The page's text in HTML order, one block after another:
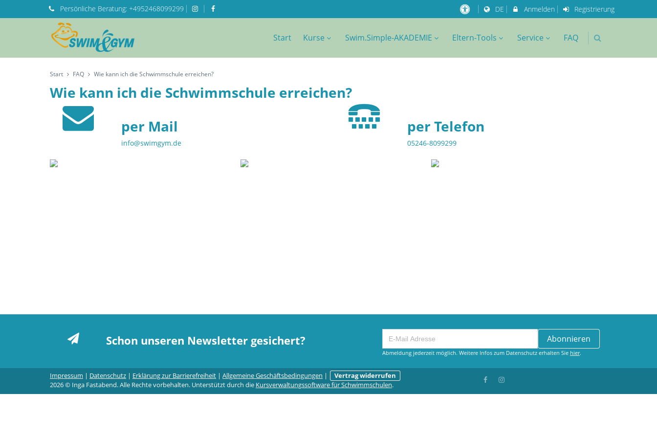
Persönliche Beratung: +4952468099299 DE Anmelden Registrierung
Start Kurse Swim.Simple-AKADEMIE Eltern-Tools Service FAQ
Start FAQ Wie kann ich die Schwimmschule erreichen?
Wie kann ich die Schwimmschule erreichen?
per Mail
info@swimgym.de
per Telefon
05246-8099299
Schon unseren Newsletter gesichert? Abonnieren
Abmeldung jederzeit möglich. Weitere Infos zum Datenschutz erhalten Sie hier.
Impressum | Datenschutz | Erklärung zur Barrierefreiheit | Allgemeine Geschäftsbedingungen |
Vertrag widerrufen
2026 © Inga Fastabend. Alle Rechte vorbehalten. Unterstützt durch die Kursverwaltungssoftware für Schwimmschulen.